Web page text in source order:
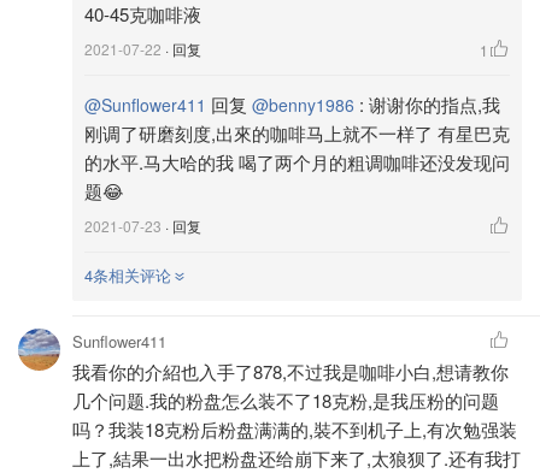
40-45克咖啡液
2021-07-22 · 回复 1
@Sunflower411 回复 @benny1986 : 谢谢你的指点,我
刚调了研磨刻度,出來的咖啡马上就不一样了 有星巴克
的水平.马大哈的我 喝了两个月的粗调咖啡还没发现问
题😂
2021-07-23 · 回复
4条相关评论
Sunflower411
我看你的介紹也入手了878,不过我是咖啡小白,想请教你
几个问题.我的粉盘怎么装不了18克粉,是我压粉的问题
吗？我装18克粉后粉盘满满的,裝不到机子上,有次勉强装
上了,結果一出水把粉盘还给崩下来了,太狼狈了.还有我打